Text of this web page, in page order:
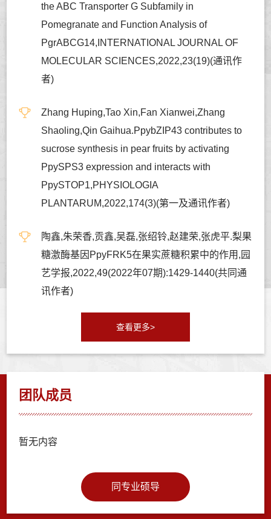
the ABC Transporter G Subfamily in
Pomegranate and Function Analysis of
PgrABCG14,INTERNATIONAL JOURNAL OF
MOLECULAR SCIENCES,2022,23(19)(通讯作
者)
Zhang Huping,Tao Xin,Fan Xianwei,Zhang
Shaoling,Qin Gaihua.PpybZIP43 contributes to
sucrose synthesis in pear fruits by activating
PpySPS3 expression and interacts with
PpySTOP1,PHYSIOLOGIA
PLANTARUM,2022,174(3)(第一及通讯作者)
陶鑫,朱荣香,贡鑫,吴磊,张绍铃,赵建荣,张虎平.梨果
糖激酶基因PpyFRK5在果实蔗糖积累中的作用,园
艺学报,2022,49(2022年07期):1429-1440(共同通
讯作者)
查看更多>
团队成员
暂无内容
同专业硕导